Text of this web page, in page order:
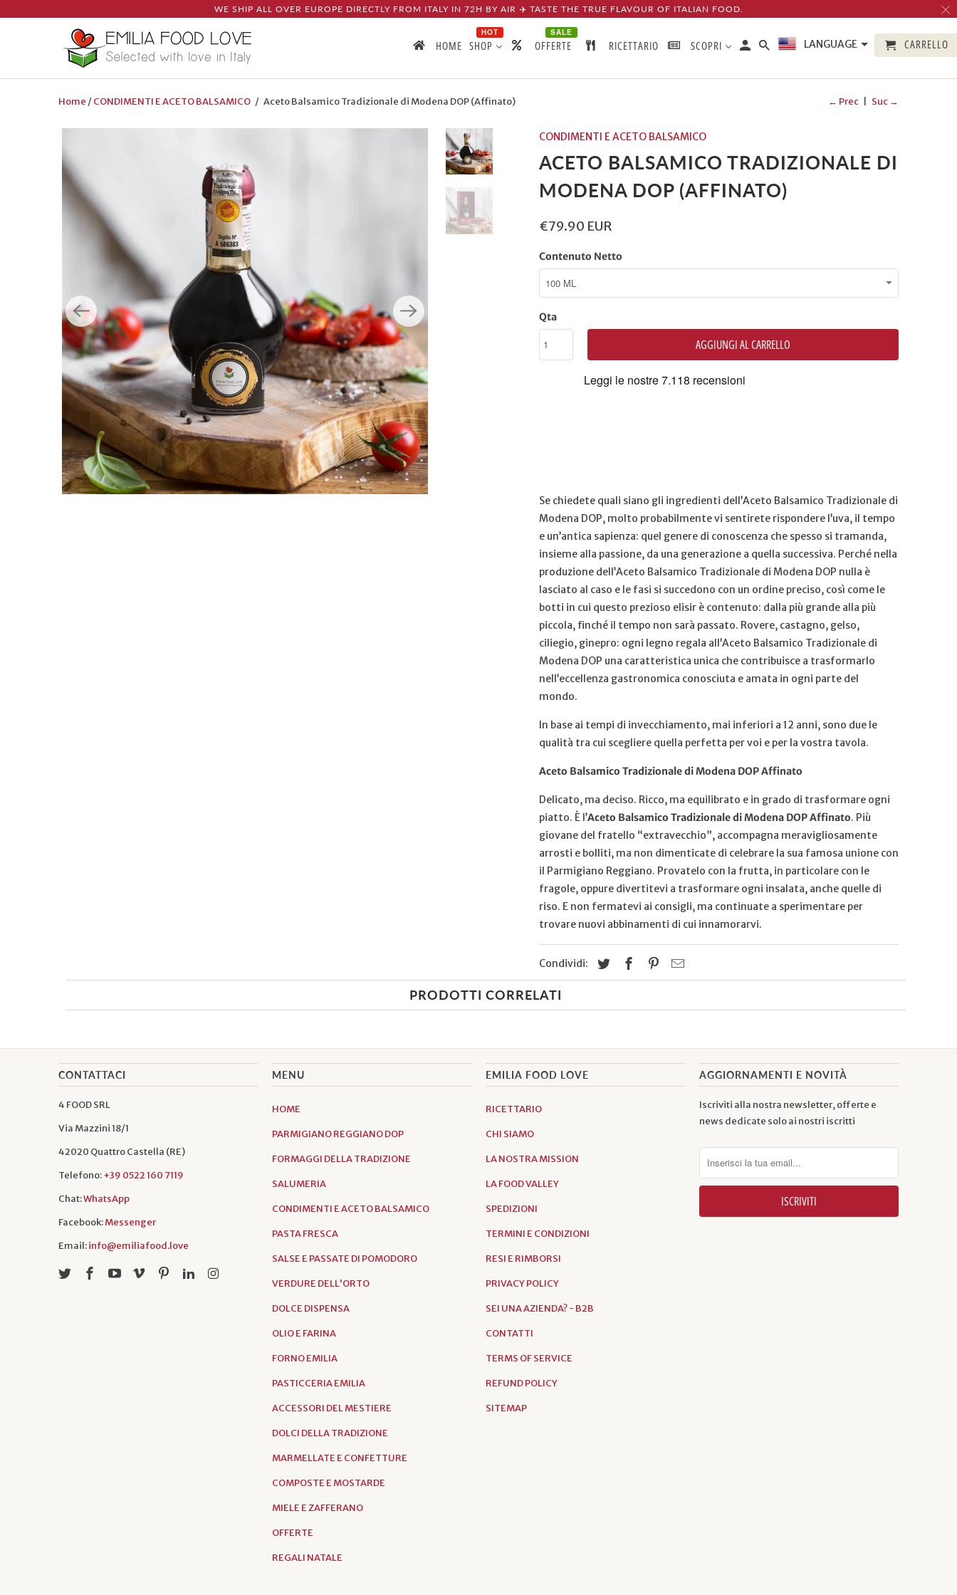
← Prec Suc →
Home /CONDIMENTI E ACETO BALSAMICO / Aceto Balsamico Tradizionale di Modena DOP (Affinato)
CONDIMENTI E ACETO BALSAMICO
ACETO BALSAMICO TRADIZIONALE DI
MODENA DOP (AFFINATO)
€79.90 EUR
Contenuto Netto
Qta
AGGIUNGI AL CARRELLO
Se chiedete quali siano gli ingredienti dell’Aceto Balsamico Tradizionale di
Modena DOP, molto probabilmente vi sentirete rispondere l’uva, il tempo
e un’antica sapienza: quel genere di conoscenza che spesso si tramanda,
insieme alla passione, da una generazione a quella successiva. Perché nella
produzione dell’Aceto Balsamico Tradizionale di Modena DOP nulla è
lasciato al caso e le fasi si succedono con un ordine preciso, così come le
botti in cui questo prezioso elisir è contenuto: dalla più grande alla più
piccola, finché il tempo non sarà passato. Rovere, castagno, gelso,
ciliegio, ginepro: ogni legno regala all’Aceto Balsamico Tradizionale di
Modena DOP una caratteristica unica che contribuisce a trasformarlo
nell’eccellenza gastronomica conosciuta e amata in ogni parte del
mondo.
In base ai tempi di invecchiamento, mai inferiori a 12 anni, sono due le
qualità tra cui scegliere quella perfetta per voi e per la vostra tavola.
Aceto Balsamico Tradizionale di Modena DOP Affinato
Delicato, ma deciso. Ricco, ma equilibrato e in grado di trasformare ogni
piatto. È l’Aceto Balsamico Tradizionale di Modena DOP Affinato. Più
giovane del fratello “extravecchio”, accompagna meravigliosamente
arrosti e bolliti, ma non dimenticate di celebrare la sua famosa unione con
il Parmigiano Reggiano. Provatelo con la frutta, in particolare con le
fragole, oppure divertitevi a trasformare ogni insalata, anche quelle di
riso. E non fermatevi ai consigli, ma continuate a sperimentare per
trovare nuovi abbinamenti di cui innamorarvi.
Condividi:
PRODOTTI CORRELATI
CONTATTACI
4 FOOD SRL
Via Mazzini 18/1
42020 Quattro Castella (RE)
Telefono:+39 0522 160 7119
Chat:WhatsApp
Facebook:Messenger
Email:info@emiliafood.love
MENU
HOME
PARMIGIANO REGGIANO DOP
FORMAGGI DELLA TRADIZIONE
SALUMERIA
CONDIMENTI E ACETO BALSAMICO
PASTA FRESCA
SALSE E PASSATE DI POMODORO
VERDURE DELL'ORTO
DOLCE DISPENSA
OLIO E FARINA
FORNO EMILIA
PASTICCERIA EMILIA
ACCESSORI DEL MESTIERE
DOLCI DELLA TRADIZIONE
MARMELLATE E CONFETTURE
COMPOSTE E MOSTARDE
MIELE E ZAFFERANO
OFFERTE
REGALI NATALE
EMILIA FOOD LOVE
RICETTARIO
CHI SIAMO
LA NOSTRA MISSION
LA FOOD VALLEY
SPEDIZIONI
TERMINI E CONDIZIONI
RESI E RIMBORSI
PRIVACY POLICY
SEI UNA AZIENDA? - B2B
CONTATTI
TERMS OF SERVICE
REFUND POLICY
SITEMAP
AGGIORNAMENTI E NOVITÀ
Iscriviti alla nostra newsletter, offerte e
news dedicate solo ai nostri iscritti
WE SHIP ALL OVER EUROPE DIRECTLY FROM ITALY IN 72H BY AIR ✈️ TASTE THE TRUE FLAVOUR OF ITALIAN FOOD.
HOME SHOP
HOT
OFFERTE
SALE
RICETTARIO SCOPRI LANGUAGE CARRELLO